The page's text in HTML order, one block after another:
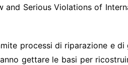
Serious Violations of
processi di riparazione e
gettare le basi per